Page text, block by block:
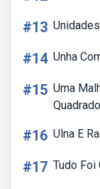
#13
#14 Unha
#15 Uma
#16 Ulna E
#17 Tudo Foi